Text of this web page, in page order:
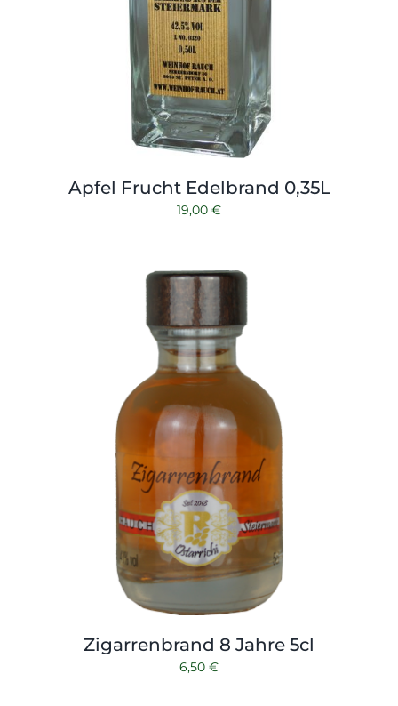
Apfel Frucht Edelbrand 0,35L
19,00 €
Zigarrenbrand 8 Jahre 5cl
6,50 €